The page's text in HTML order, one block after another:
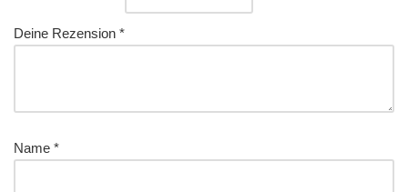
Deine Rezension *
Name *